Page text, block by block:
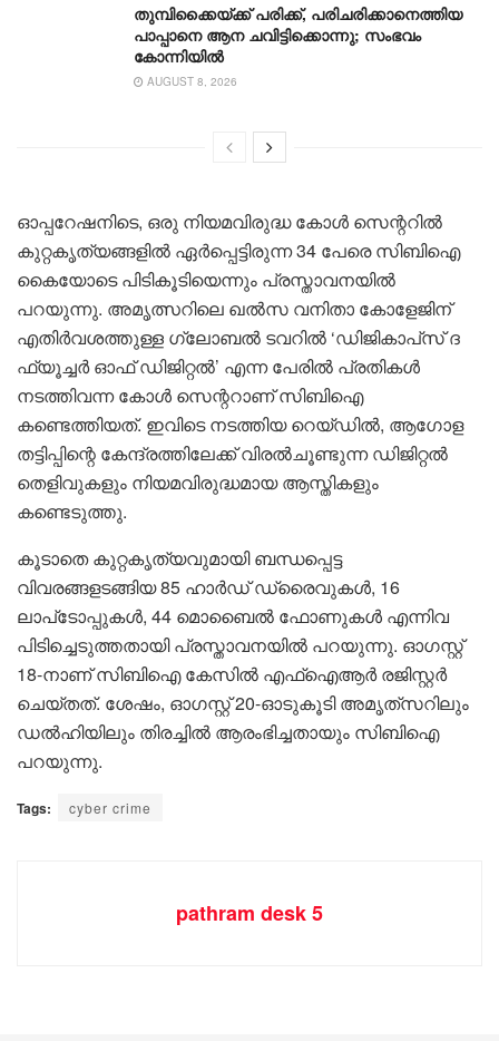
തുമ്പിക്കൈയ്ക്ക് പരിക്ക്, പരിചരിക്കാനെത്തിയ
പാപ്പാനെ ആന ചവിട്ടിക്കൊന്നു; സംഭവം
കോന്നിയിൽ
AUGUST 8, 2026
ഓപ്പറേഷനിടെ, ഒരു നിയമവിരുദ്ധ കോൾ സെന്ററിൽ
കുറ്റകൃത്യങ്ങളിൽ ഏർപ്പെട്ടിരുന്ന 34 പേരെ സിബിഐ
കൈയോടെ പിടികൂടിയെന്നും പ്രസ്താവനയിൽ
പറയുന്നു. അമൃത്സറിലെ ഖൽസ വനിതാ കോളേജിന്
എതിർവശത്തുള്ള ഗ്ലോബൽ ടവറിൽ ‘ഡിജികാപ്‌സ് ദ
ഫ്യൂച്ചർ ഓഫ് ഡിജിറ്റൽ’ എന്ന പേരിൽ പ്രതികൾ
നടത്തിവന്ന കോൾ സെന്ററാണ് സിബിഐ
കണ്ടെത്തിയത്. ഇവിടെ നടത്തിയ റെയ്ഡിൽ, ആഗോള
തട്ടിപ്പിന്റെ കേന്ദ്രത്തിലേക്ക് വിരൽചൂണ്ടുന്ന ഡിജിറ്റൽ
തെളിവുകളും നിയമവിരുദ്ധമായ ആസ്തികളും
കണ്ടെടുത്തു.
കൂടാതെ കുറ്റകൃത്യവുമായി ബന്ധപ്പെട്ട
വിവരങ്ങളടങ്ങിയ 85 ഹാർഡ് ഡ്രൈവുകൾ, 16
ലാപ്‌ടോപ്പുകൾ, 44 മൊബൈൽ ഫോണുകൾ എന്നിവ
പിടിച്ചെടുത്തതായി പ്രസ്താവനയിൽ പറയുന്നു. ഓഗസ്റ്റ്
18-നാണ് സിബിഐ കേസിൽ എഫ്ഐആർ രജിസ്റ്റർ
ചെയ്തത്. ശേഷം, ഓഗസ്റ്റ് 20-ഓടുകൂടി അമൃത്‌സറിലും
ഡൽഹിയിലും തിരച്ചിൽ ആരംഭിച്ചതായും സിബിഐ
പറയുന്നു.
Tags: cyber crime
pathram desk 5